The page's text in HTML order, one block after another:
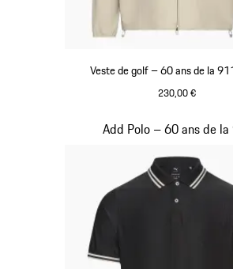
Veste de golf – 60 ans de la
230,00 €
Add Polo – 60 ans de
Diapositive 8 sur 20